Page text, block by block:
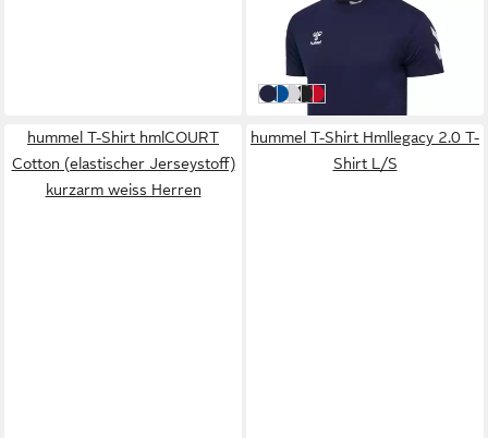
HUMMEL
T-Shirt Hummel Herren T-
Shirt hmlGO 2.0 Chevron T-
Shirt S/S 234568
19,99 €
MARINE
True Blue
White
Schwarz
True Red
hummel T-Shirt hmlCOURT
Cotton (elastischer Jerseystoff)
kurzarm weiss Herren
hummel T-Shirt Hmllegacy 2.0 T-
Shirt L/S